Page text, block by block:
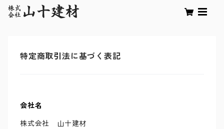
特定商取引法に基づく表記
会社名
株式会社 山十建材